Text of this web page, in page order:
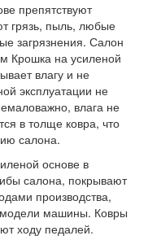
препятствуют
грязь, пыль, любые
загрязнения. Салон
Крошка на усиленой
влагу и не
эксплуатации не
влага не
в толще ковра, что
салона.
основе в
салона, покрывают
производства,
машины. Ковры
ходу педалей.